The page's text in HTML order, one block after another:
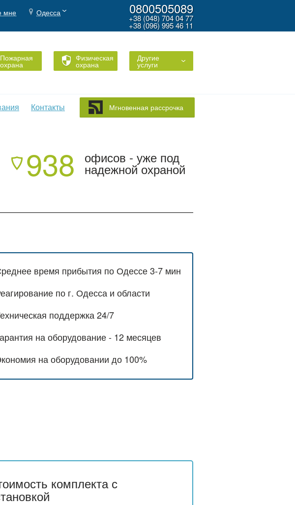
мне Одесса 0800505089
+38 (048) 704 04 77
+38 (096) 995 46 11
Пожарная
охрана
Физическая
охрана
Другие
услуги
Контакты Мгновенная рассрочка
938 офисов - уже под
надежной охраной
время прибытия по Одессе 3-7 мин
по г. Одесса и области
поддержка 24/7
на оборудование - 12 месяцев
на оборудовании до 100%
комплекта с